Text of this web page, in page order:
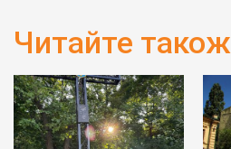
Читайте також